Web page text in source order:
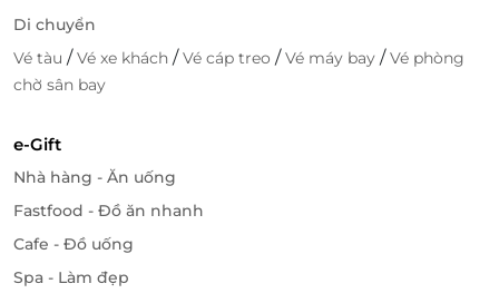
Di chuyển
Vé tàu /Vé xe khách /Vé cáp treo /Vé máy bay /Vé phòng
chờ sân bay
e-Gift
Nhà hàng - Ăn uống
Fastfood - Đồ ăn nhanh
Cafe - Đồ uống
Spa - Làm đẹp